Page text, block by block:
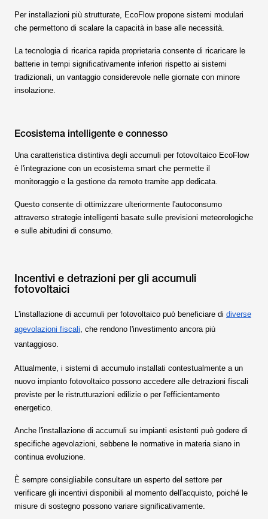
Per installazioni più strutturate, EcoFlow propone sistemi modulari
che permettono di scalare la capacità in base alle necessità.
La tecnologia di ricarica rapida proprietaria consente di ricaricare le
batterie in tempi significativamente inferiori rispetto ai sistemi
tradizionali, un vantaggio considerevole nelle giornate con minore
insolazione.
Ecosistema intelligente e connesso
Una caratteristica distintiva degli accumuli per fotovoltaico EcoFlow
è l'integrazione con un ecosistema smart che permette il
monitoraggio e la gestione da remoto tramite app dedicata.
Questo consente di ottimizzare ulteriormente l'autoconsumo
attraverso strategie intelligenti basate sulle previsioni meteorologiche
e sulle abitudini di consumo.
Incentivi e detrazioni per gli accumuli
fotovoltaici
L'installazione di accumuli per fotovoltaico può beneficiare di diverse
agevolazioni fiscali , che rendono l'investimento ancora più
vantaggioso.
Attualmente, i sistemi di accumulo installati contestualmente a un
nuovo impianto fotovoltaico possono accedere alle detrazioni fiscali
previste per le ristrutturazioni edilizie o per l'efficientamento
energetico.
Anche l'installazione di accumuli su impianti esistenti può godere di
specifiche agevolazioni, sebbene le normative in materia siano in
continua evoluzione.
È sempre consigliabile consultare un esperto del settore per
verificare gli incentivi disponibili al momento dell'acquisto, poiché le
misure di sostegno possono variare significativamente.